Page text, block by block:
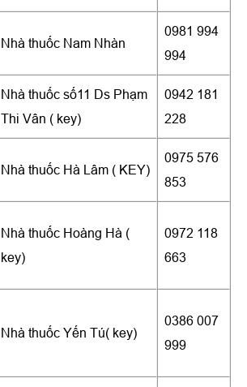
Nhà thuốc Nam Nhàn
0981 994
994
Nhà thuốc số11 Ds Phạm
Thi Vân ( key)
0942 181
228
Nhà thuốc Hà Lâm ( KEY)
0975 576
853
Nhà thuốc Hoàng Hà (
key)
0972 118
663
Nhà thuốc Yến Tú( key)
0386 007
999